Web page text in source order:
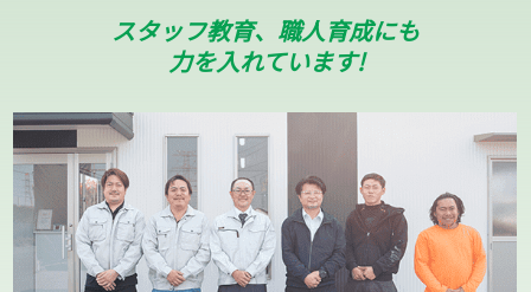
スタッフ教育、職人育成にも
力を入れています!